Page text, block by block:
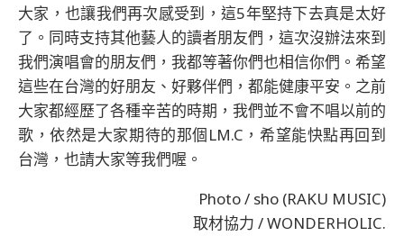
大家，也讓我們再次感受到，這5年堅持下去真是太好
了。同時支持其他藝人的讀者朋友們，這次沒辦法來到
我們演唱會的朋友們，我都等著你們也相信你們。希望
這些在台灣的好朋友、好夥伴們，都能健康平安。之前
大家都經歷了各種辛苦的時期，我們並不會不唱以前的
歌，依然是大家期待的那個LM.C，希望能快點再回到
台灣，也請大家等我們喔。
Photo / sho (RAKU MUSIC)
取材協力 / WONDERHOLIC.